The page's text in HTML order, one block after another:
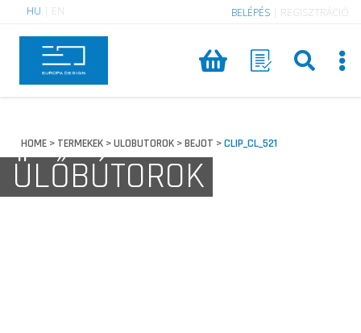
HU EN BELÉPÉS REGISZTRÁCIÓ
HOME > TERMEKEK >ULOBUTOROK >BEJOT >CLIP_CL_521
ÜLŐBÚTOROK